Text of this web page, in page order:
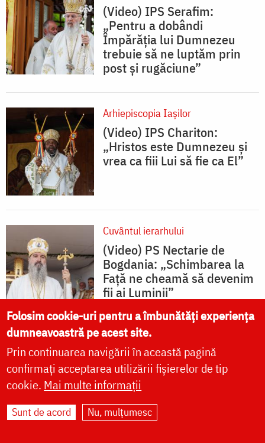
(Video) IPS Serafim:
„Pentru a dobândi
Împărăția lui Dumnezeu
trebuie să ne luptăm prin
post și rugăciune”
Arhiepiscopia Iaşilor
(Video) IPS Chariton:
„Hristos este Dumnezeu și
vrea ca fiii Lui să fie ca El”
Cuvântul ierarhului
(Video) PS Nectarie de
Bogdania: „Schimbarea la
Față ne cheamă să devenim
fii ai Luminii”
CALENDAR ORTODOX
9 AUGUST
ianuarie februarie martie aprilie
Folosim cookie-uri pentru a îmbunătăți experiența
dumneavoastră pe acest site.
Prin continuarea navigării în această pagină
confirmați acceptarea utilizării fișierelor de tip
cookie. Mai multe informații
Sunt de acord Nu, mulțumesc